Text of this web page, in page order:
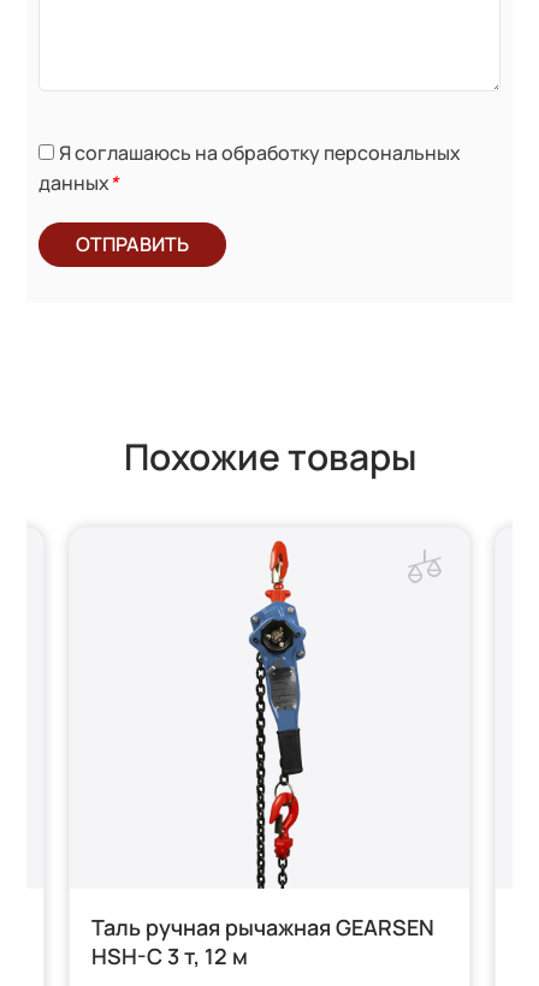
Я соглашаюсь на обработку персональных
данных*
ОТПРАВИТЬ
Похожие товары
Таль ручная рычажная GEARSEN
HSH-C 3 т, 12 м